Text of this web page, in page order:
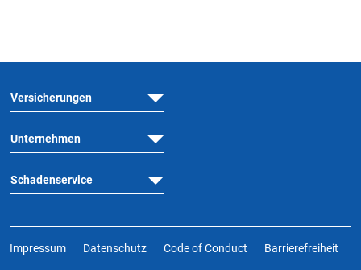
Versicherungen
Unternehmen
Schadenservice
Impressum Datenschutz Code of Conduct Barrierefreiheit